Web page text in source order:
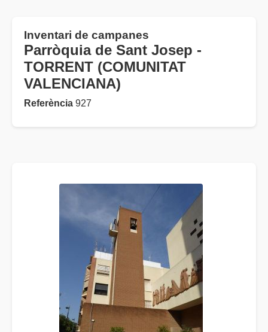
Inventari de campanes
Parròquia de Sant Josep -
TORRENT (COMUNITAT
VALENCIANA)
Referència 927